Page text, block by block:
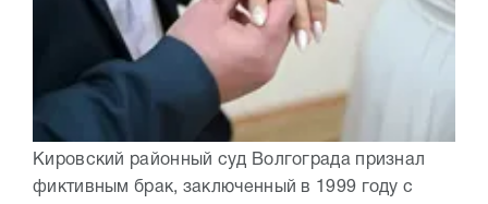
Кировский районный суд Волгограда признал
фиктивным брак, заключенный в 1999 году с